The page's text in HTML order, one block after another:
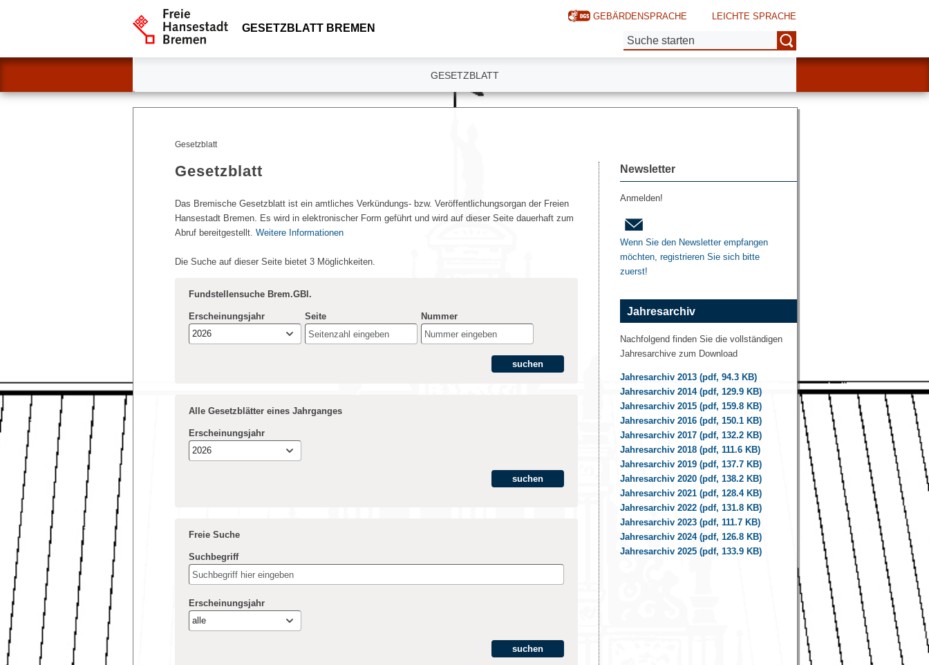
GESETZBLATT BREMEN
GEBÄRDENSPRACHE
LEICHTE SPRACHE
Suche:
GESETZBLATT
Gesetzblatt
Gesetzblatt
Das Bremische Gesetzblatt ist ein amtliches Verkündungs- bzw. Veröffentlichungsorgan der Freien
Hansestadt Bremen. Es wird in elektronischer Form geführt und wird auf dieser Seite dauerhaft zum
Abruf bereitgestellt. Weitere Informationen
Die Suche auf dieser Seite bietet 3 Möglichkeiten.
Fundstellensuche Brem.GBl.
Erscheinungsjahr
2026
Seite Nummer
Alle Gesetzblätter eines Jahrganges
Erscheinungsjahr
2026
Freie Suche
Suchbegriff
Erscheinungsjahr
alle
Newsletter
Anmelden!
Wenn Sie den Newsletter empfangen
möchten, registrieren Sie sich bitte
zuerst!
Jahresarchiv
Nachfolgend finden Sie die vollständigen
Jahresarchive zum Download
Jahresarchiv 2013 (pdf, 94.3 KB)
Jahresarchiv 2014 (pdf, 129.9 KB)
Jahresarchiv 2015 (pdf, 159.8 KB)
Jahresarchiv 2016 (pdf, 150.1 KB)
Jahresarchiv 2017 (pdf, 132.2 KB)
Jahresarchiv 2018 (pdf, 111.6 KB)
Jahresarchiv 2019 (pdf, 137.7 KB)
Jahresarchiv 2020 (pdf, 138.2 KB)
Jahresarchiv 2021 (pdf, 128.4 KB)
Jahresarchiv 2022 (pdf, 131.8 KB)
Jahresarchiv 2023 (pdf, 111.7 KB)
Jahresarchiv 2024 (pdf, 126.8 KB)
Jahresarchiv 2025 (pdf, 133.9 KB)